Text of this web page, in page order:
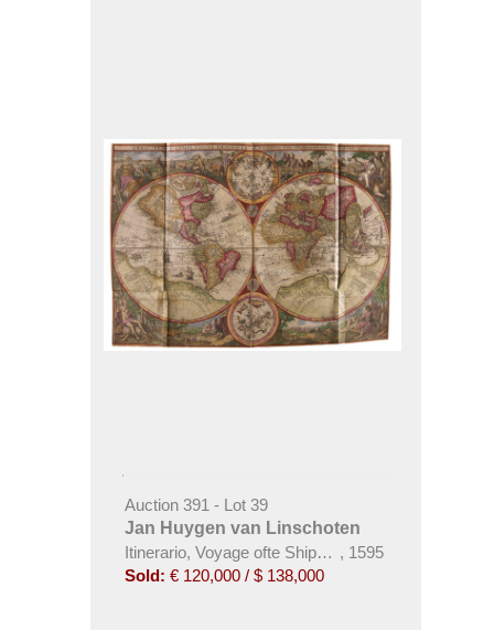
Auction 391 - Lot 39
Jan Huygen van Linschoten
Itinerario, Voyage ofte Shipvaert. 1595-96.
, 1595
Sold: € 120,000 / $ 138,000